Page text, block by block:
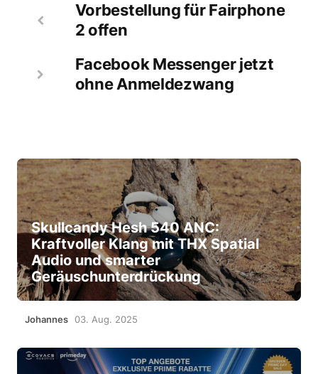
Vorbestellung für Fairphone
2 offen
Facebook Messenger jetzt
ohne Anmeldezwang
Skullcandy Hesh 540 ANC:
Kraftvoller Klang mit THX Spatial
Audio und smarter
Geräuschunterdrückung
Johannes 03. Aug. 2025